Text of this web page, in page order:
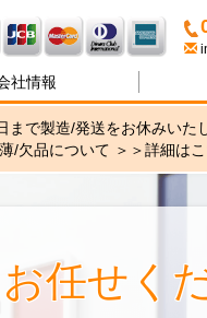
専門店ブ
社情報
まで製造/発送をお休みいた
中東情勢の影響における品薄/欠品について ＞＞詳細は
任せく